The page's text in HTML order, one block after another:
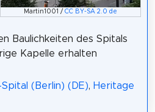
Martin1001 /CC BY-SA 2.0 de
Baulichkeiten des Spitals
Kapelle erhalten
(Berlin) (DE), Heritage